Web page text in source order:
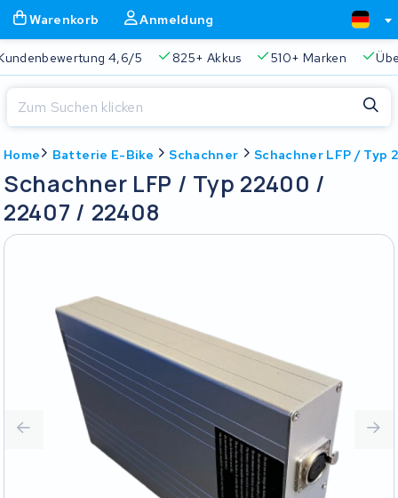
Warenkorb Anmeldung
4,6/5 825+ Akkus 510+ Marken
Home Batterie E-Bike Schachner Schachner LFP /
Schachner LFP / Typ 22400 /
22407 / 22408
Schließen
Ihr Warenkorb ist leer.
Schließen
Beginnen Sie mit der Eingabe in der Suchleiste, um zu suchen